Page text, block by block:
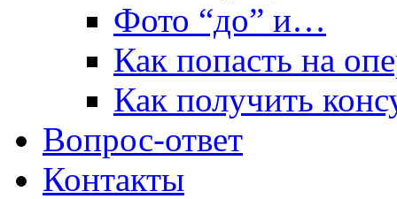
Фото “до” и…
Как попасть на
Как получить
Вопрос-ответ
Контакты